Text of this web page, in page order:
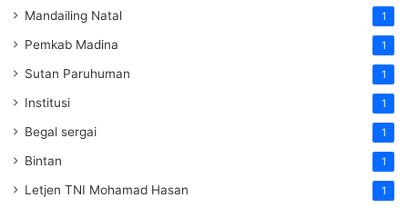
Mandailing Natal 1
Pemkab Madina 1
Sutan Paruhuman 1
Institusi 1
Begal sergai 1
Bintan 1
Letjen TNI Mohamad Hasan 1